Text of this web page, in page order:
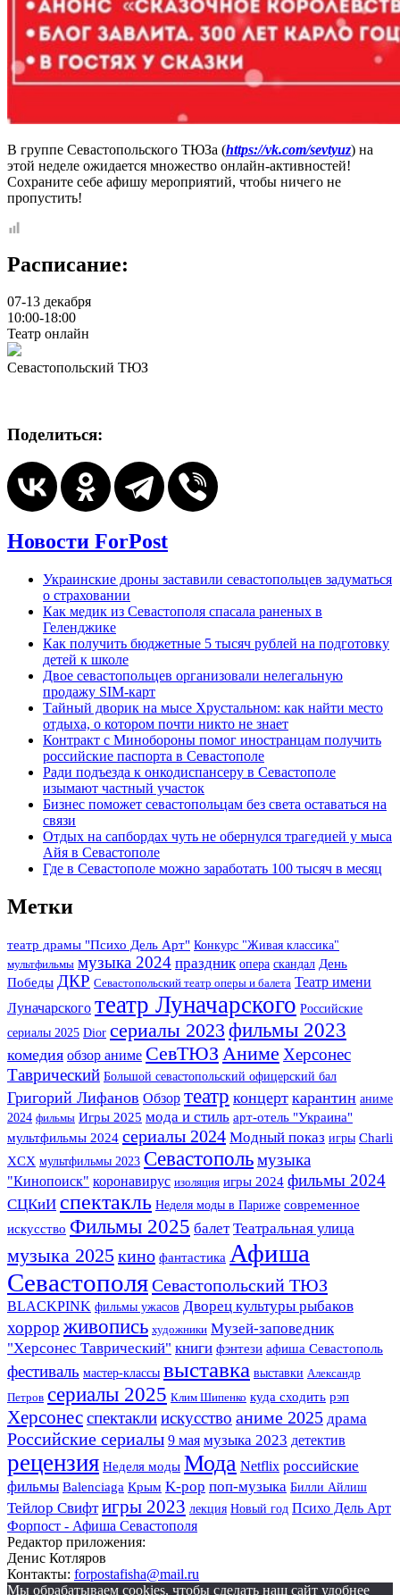
В группе Севастопольского ТЮЗа (https://vk.com/sevtyuz) на
этой неделе ожидается множество онлайн-активностей!
Сохраните себе афишу мероприятий, чтобы ничего не
пропустить!
Расписание:
07-13 декабря
10:00-18:00
Театр онлайн
Севастопольский ТЮЗ
Поделиться:
Новости ForPost
Украинские дроны заставили севастопольцев задуматься
о страховании
Как медик из Севастополя спасала раненых в
Геленджике
Как получить бюджетные 5 тысяч рублей на подготовку
детей к школе
Двое севастопольцев организовали нелегальную
продажу SIM-карт
Тайный дворик на мысе Хрустальном: как найти место
отдыха, о котором почти никто не знает
Контракт с Минобороны помог иностранцам получить
российские паспорта в Севастополе
Ради подъезда к онкодиспансеру в Севастополе
изымают частный участок
Бизнес поможет севастопольцам без света оставаться на
связи
Отдых на сапбордах чуть не обернулся трагедией у мыса
Айя в Севастополе
Где в Севастополе можно заработать 100 тысяч в месяц
Метки
театр драмы "Психо Дель Арт" Конкурс "Живая классика"
мультфильмы музыка 2024 праздник опера скандал День
Победы ДКР Севастопольский театр оперы и балета Театр имени
Луначарского театр Луначарского Российские
сериалы 2025 Dior сериалы 2023 фильмы 2023
комедия обзор аниме СевТЮЗ Аниме Херсонес
Таврический Большой севастопольский офицерский бал
Григорий Лифанов Обзор театр концерт карантин аниме
2024 фильмы Игры 2025 мода и стиль арт-отель "Украина"
мультфильмы 2024 сериалы 2024 Модный показ игры Charli
XCX мультфильмы 2023 Севастопольмузыка
"Кинопоиск" коронавирус изоляция игры 2024 фильмы 2024
СЦКиИ спектакль Неделя моды в Париже современное
искусство Фильмы 2025 балет Театральная улица
музыка 2025кино фантастика Афиша
СевастополяСевастопольский ТЮЗ
BLACKPINK фильмы ужасов Дворец культуры рыбаков
хоррор живопись художники Музей-заповедник
"Херсонес Таврический" книги фэнтези афиша Севастополь
фестиваль мастер-классы выставка выставки Александр
Петров сериалы 2025 Клим Шипенко куда сходить рэп
Херсонесспектаклиискусство аниме 2025 драма
Российские сериалы 9 мая музыка 2023 детектив
рецензия Неделя моды Мода Netflix российские
фильмы Balenciaga Крым K-pop поп-музыка Билли Айлиш
Тейлор Свифт игры 2023 лекция Новый год Психо Дель Арт
Форпост - Афиша Севастополя
Редактор приложения:
Денис Котляров
Контакты: forpostafisha@mail.ru
Мы обрабатываем cookies, чтобы сделать наш сайт удобнее